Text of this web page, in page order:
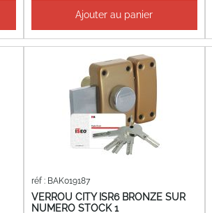
Ajouter au panier
VERROU CITY ISR6 BRONZE SUR
NUMERO STOCK 1
réf : BAK019187